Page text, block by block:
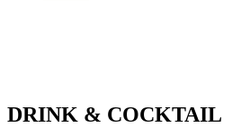
DRINK & COCKTAIL